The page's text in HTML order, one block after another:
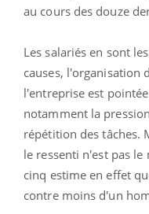
au cours des douze
Les salariés en sont
causes, l'organisation
l'entreprise est
notamment la
répétition des tâches.
le ressenti n'est pas
cinq estime en effet
contre moins d'un